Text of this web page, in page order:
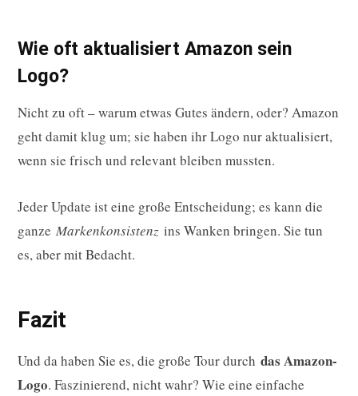
Wie oft aktualisiert Amazon sein
Logo?
Nicht zu oft – warum etwas Gutes ändern, oder? Amazon
geht damit klug um; sie haben ihr Logo nur aktualisiert,
wenn sie frisch und relevant bleiben mussten.
Jeder Update ist eine große Entscheidung; es kann die
ganze Markenkonsistenz ins Wanken bringen. Sie tun
es, aber mit Bedacht.
Fazit
Und da haben Sie es, die große Tour durch das Amazon-
Logo. Faszinierend, nicht wahr? Wie eine einfache